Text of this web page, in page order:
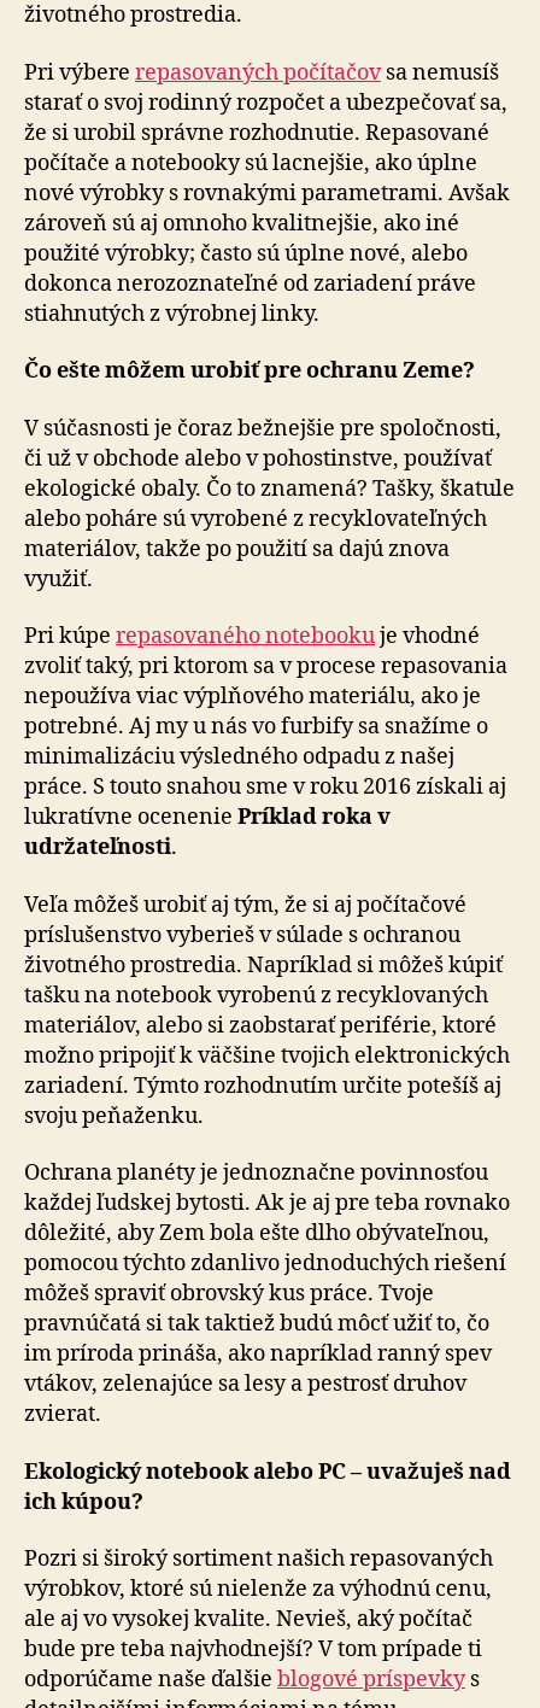
životného prostredia.
Pri výbere repasovaných počítačovsa nemusíš
starať o svoj rodinný rozpočet a ubezpečovať sa,
že si urobil správne rozhodnutie. Repasované
počítače a notebooky sú lacnejšie, ako úplne
nové výrobky s rovnakými parametrami. Avšak
zároveň sú aj omnoho kvalitnejšie, ako iné
použité výrobky; často sú úplne nové, alebo
dokonca nerozoznateľné od zariadení práve
stiahnutých z výrobnej linky.
Čo ešte môžem urobiť pre ochranu Zeme?
V súčasnosti je čoraz bežnejšie pre spoločnosti,
či už v obchode alebo v pohostinstve, používať
ekologické obaly. Čo to znamená? Tašky, škatule
alebo poháre sú vyrobené z recyklovateľných
materiálov, takže po použití sa dajú znova
využiť.
Pri kúpe repasovaného notebookuje vhodné
zvoliť taký, pri ktorom sa v procese repasovania
nepoužíva viac výplňového materiálu, ako je
potrebné. Aj my u nás vo furbify sa snažíme o
minimalizáciu výsledného odpadu z našej
práce. S touto snahou sme v roku 2016 získali aj
lukratívne ocenenie Príklad roka v
udržateľnosti.
Veľa môžeš urobiť aj tým, že si aj počítačové
príslušenstvo vyberieš v súlade s ochranou
životného prostredia. Napríklad si môžeš kúpiť
tašku na notebook vyrobenú z recyklovaných
materiálov, alebo si zaobstarať periférie, ktoré
možno pripojiť k väčšine tvojich elektronických
zariadení. Týmto rozhodnutím určite potešíš aj
svoju peňaženku.
Ochrana planéty je jednoznačne povinnosťou
každej ľudskej bytosti. Ak je aj pre teba rovnako
dôležité, aby Zem bola ešte dlho obývateľnou,
pomocou týchto zdanlivo jednoduchých riešení
môžeš spraviť obrovský kus práce. Tvoje
pravnúčatá si tak taktiež budú môcť užiť to, čo
im príroda prináša, ako napríklad ranný spev
vtákov, zelenajúce sa lesy a pestrosť druhov
zvierat.
Ekologický notebook alebo PC – uvažuješ nad
ich kúpou?
Pozri si široký sortiment našich repasovaných
výrobkov, ktoré sú nielenže za výhodnú cenu,
ale aj vo vysokej kvalite. Nevieš, aký počítač
bude pre teba najvhodnejší? V tom prípade ti
odporúčame naše ďalšie blogové príspevkys